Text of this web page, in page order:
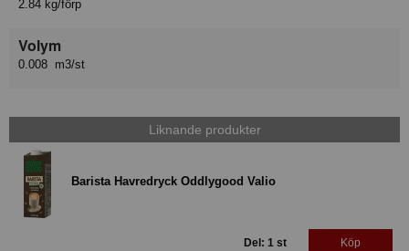
2.84 kg/förp
Volym
0.008 m3/st
Liknande produkter
Barista Havredryck Oddlygood Valio
Del: 1 st Köp